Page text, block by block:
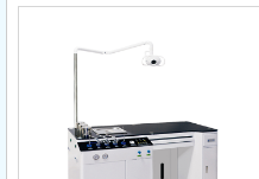
520（单工加长 钢化玻璃台面）